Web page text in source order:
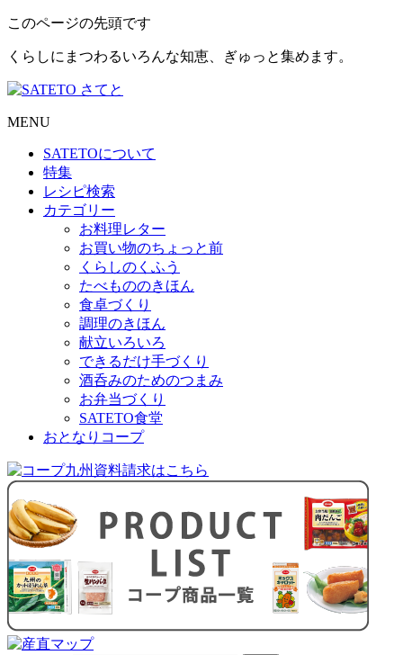
このページの先頭です
くらしにまつわるいろんな知恵、ぎゅっと集めます。
MENU
SATETOについて
特集
レシピ検索
カテゴリー
お料理レター
お買い物のちょっと前
くらしのくふう
たべもののきほん
食卓づくり
調理のきほん
献立いろいろ
できるだけ手づくり
酒呑みのためのつまみ
お弁当づくり
SATETO食堂
おとなりコープ